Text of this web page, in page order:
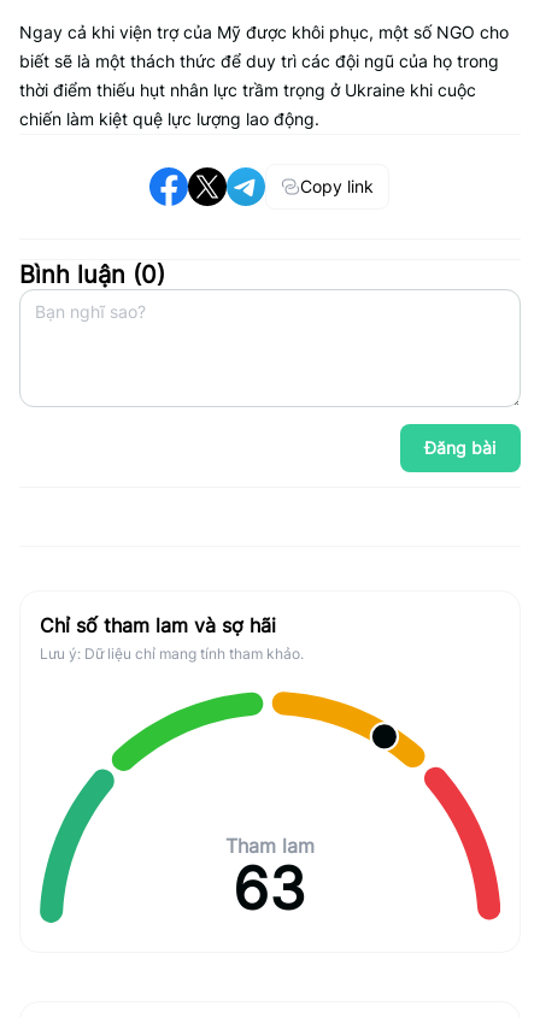
Ngay cả khi viện trợ của Mỹ được khôi phục, một số NGO cho
biết sẽ là một thách thức để duy trì các đội ngũ của họ trong
thời điểm thiếu hụt nhân lực trầm trọng ở Ukraine khi cuộc
chiến làm kiệt quệ lực lượng lao động.
Copy link
Bình luận (0)
Đăng bài
Chỉ số tham lam và sợ hãi
Lưu ý: Dữ liệu chỉ mang tính tham khảo.
Tham lam
63